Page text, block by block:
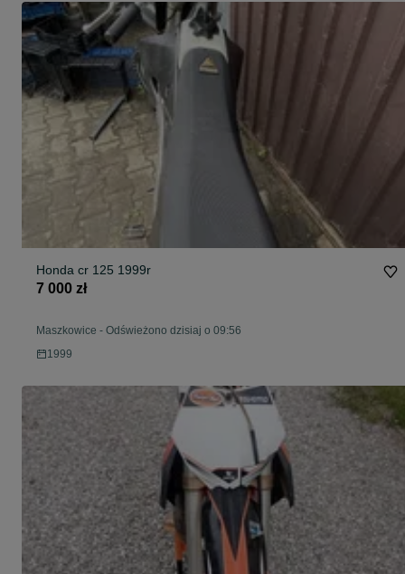
Honda cr 125 1999r
7 000 zł
Maszkowice - Odświeżono dzisiaj o 09:56
1999